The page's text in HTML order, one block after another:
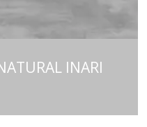
INARI